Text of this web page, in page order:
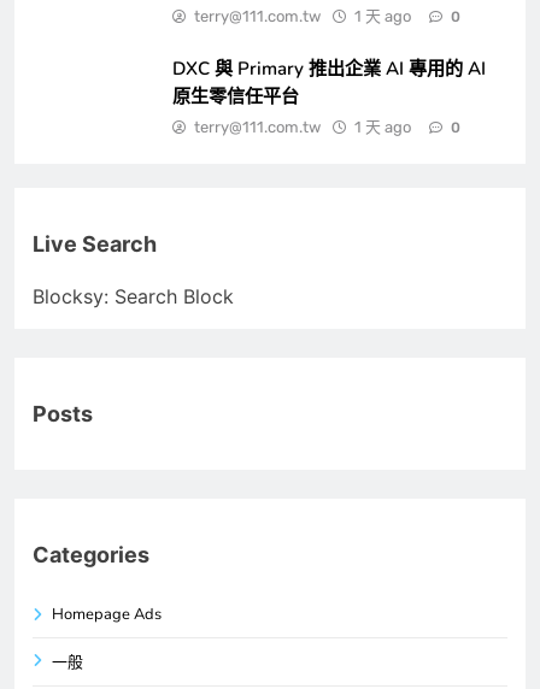
terry@111.com.tw 1 天 ago 0
DXC 與 Primary 推出企業 AI 專用的 AI
原生零信任平台
terry@111.com.tw 1 天 ago 0
Live Search
Blocksy: Search Block
Posts
Categories
Homepage Ads
一般